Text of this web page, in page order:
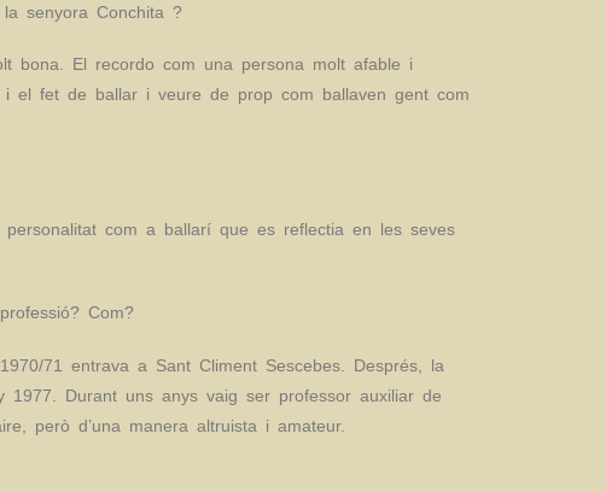
senyora Conchita ?
bona. El recordo com una persona molt afable i
el fet de ballar i veure de prop com ballaven gent com
com a ballarí que es reflectia en les seves
Com?
71 entrava a Sant Climent Sescebes. Després, la
Durant uns anys vaig ser professor auxiliar de
però d’una manera altruista i amateur.